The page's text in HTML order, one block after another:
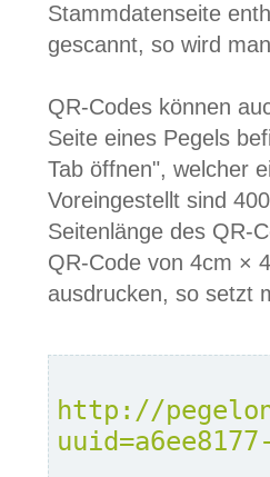
Stammdatenseite
gescannt, so wird
QR-Codes können
Seite eines Pegels
Tab öffnen", welcher
Voreingestellt sind
Seitenlänge des QR-
QR-Code von 4cm ×
ausdrucken, so setzt
http://